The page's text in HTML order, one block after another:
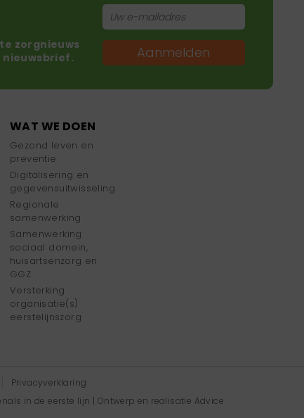
zorgnieuws
nieuwsbrief.
Aanmelden
WAT WE DOEN
Gezond leven en
preventie
Digitalisering en
gegevensuitwisseling
Regionale
samenwerking
Samenwerking
sociaal domein,
huisartsenzorg en
GGZ
Versterking
organisatie(s)
eerstelijnszorg
Privacyverklaring
in de eerste lijn | Ontwerp en realisatie Advice